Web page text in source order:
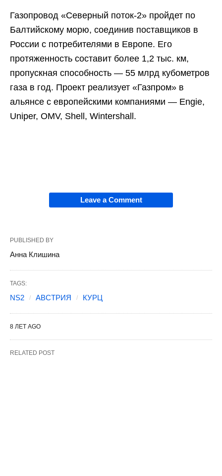
Газопровод «Северный поток-2» пройдет по
Балтийскому морю, соединив поставщиков в
России с потребителями в Европе. Его
протяженность составит более 1,2 тыс. км,
пропускная способность — 55 млрд кубометров
газа в год. Проект реализует «Газпром» в
альянсе с европейскими компаниями — Engie,
Uniper, OMV, Shell, Wintershall.
Leave a Comment
PUBLISHED BY
Анна Клишина
TAGS:
NS2 АВСТРИЯ КУРЦ
8 ЛЕТ AGO
RELATED POST